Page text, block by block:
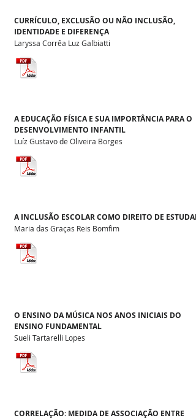
Laryssa Corrêa Luz Galbiatti
CURRÍCULO, EXCLUSÃO OU NÃO INCLUSÃO,
IDENTIDADE E DIFERENÇA
Luíz Gustavo de Oliveira Borges
A EDUCAÇÃO FÍSICA E SUA IMPORTÂNCIA PARA O
DESENVOLVIMENTO INFANTIL
Maria das Graças Reis Bomfim
A INCLUSÃO ESCOLAR COMO DIREITO DE ESTUDAR
Sueli Tartarelli Lopes
O ENSINO DA MÚSICA NOS ANOS INICIAIS DO
ENSINO FUNDAMENTAL
CORRELAÇÃO: MEDIDA DE ASSOCIAÇÃO ENTRE